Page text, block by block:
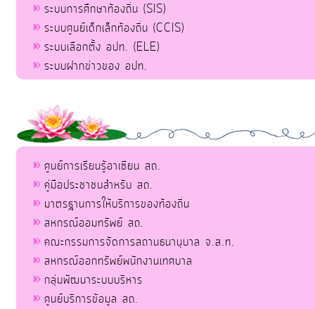
ระบบการศึกษาท้องถิ่น (SIS)
ระบบศูนย์เด็กเล็กท้องถิ่น (CCIS)
ระบบเลือกตั้ง อปท. (ELE)
ระบบฝากข่าวของ อปท.
ศูนย์การเรียนรู้อาเซียน สถ.
คู่มือประชาชนสำหรับ สถ.
มาตรฐานการให้บริการของท้องถิ่น
สหกรณ์ออมทรัพย์ สถ.
คณะกรรมการจัดการสถานธนานุบาล จ.ส.ท.
สหกรณ์ออกทรัพย์พนักงานเทศบาล
กลุ่มพัฒนาระบบบริหาร
ศูนย์บริการข้อมูล สถ.